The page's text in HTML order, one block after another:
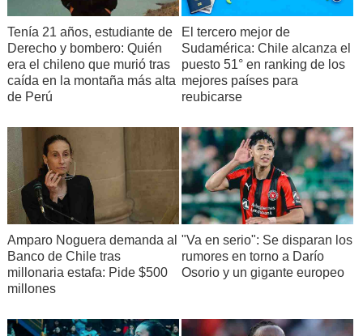
Tenía 21 años, estudiante de
Derecho y bombero: Quién
era el chileno que murió tras
caída en la montaña más alta
de Perú
El tercero mejor de
Sudamérica: Chile alcanza el
puesto 51° en ranking de los
mejores países para
reubicarse
Amparo Noguera demanda al
Banco de Chile tras
millonaria estafa: Pide $500
millones
"Va en serio": Se disparan los
rumores en torno a Darío
Osorio y un gigante europeo